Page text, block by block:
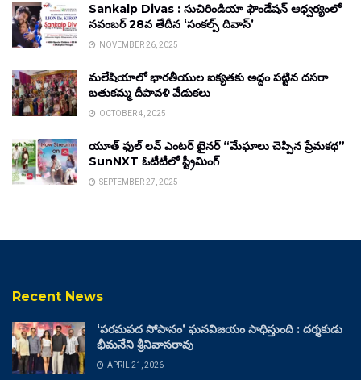
Sankalp Divas : సుచిరిండియా ఫౌండేషన్ ఆధ్వర్యంలో
నవంబర్ 28వ తేదీన ‘సంకల్ప్ దివాస్’
NOVEMBER 26, 2025
మలేషియాలో భారతీయుల ఐక్యతకు అద్దం పట్టిన దసరా
బతుకమ్మ దీపావళి వేడుకలు
OCTOBER 4, 2025
యూత్ ఫుల్ లవ్ ఎంటర్ టైనర్ “మేఘాలు చెప్పిన ప్రేమకథ”
SunNXT ఓటీటీలో స్ట్రీమింగ్
SEPTEMBER 27, 2025
Recent News
‘పరమపద సోపానం’ ఘనవిజయం సాధిస్తుంది : దర్శకుడు
భీమనేని శ్రీనివాసరావు
APRIL 21, 2026